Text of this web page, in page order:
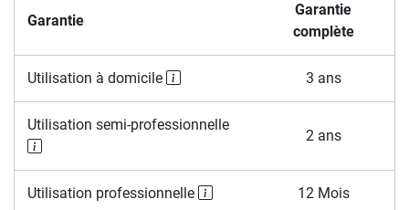
Garantie
Garantie
complète
Utilisation à domicile 3 ans
Utilisation semi-professionnelle
2 ans
Utilisation professionnelle 12 Mois